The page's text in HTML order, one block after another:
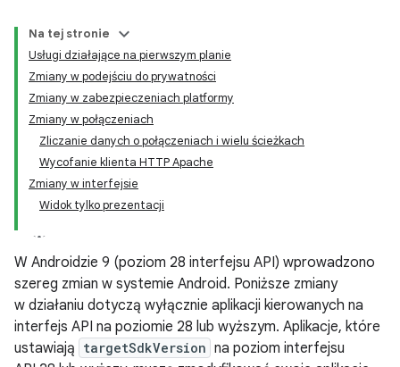
Na tej stronie
Usługi działające na pierwszym planie
Zmiany w podejściu do prywatności
Zmiany w zabezpieczeniach platformy
Zmiany w połączeniach
Zliczanie danych o połączeniach i wielu ścieżkach
Wycofanie klienta HTTP Apache
Zmiany w interfejsie
Widok tylko prezentacji
W Androidzie 9 (poziom 28 interfejsu API) wprowadzono
szereg zmian w systemie Android. Poniższe zmiany
w działaniu dotyczą wyłącznie aplikacji kierowanych na
interfejs API na poziomie 28 lub wyższym. Aplikacje, które
ustawiają targetSdkVersion na poziom interfejsu